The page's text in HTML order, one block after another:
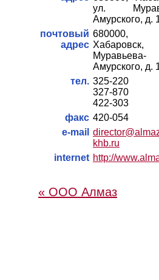
ул.
Амурского, д.
почтовый
адрес
Муравьева-
Амурского, д.
тел. 325-220
327-870
422-303
факс 420-054
e-mail
khb.ru
internet http://
« ООО Алмаз